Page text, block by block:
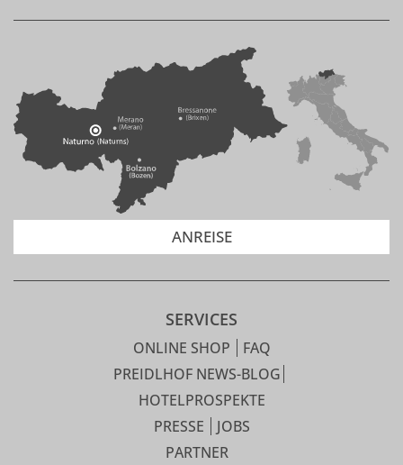
ANREISE
SERVICES
ONLINE SHOP
FAQ
PREIDLHOF NEWS-BLOG
HOTELPROSPEKTE
PRESSE
JOBS
PARTNER